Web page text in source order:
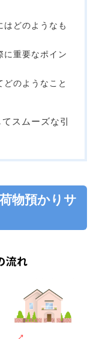
はどのようなも
に重要なポイン
のようなこと
スムーズな引
物預かりサ